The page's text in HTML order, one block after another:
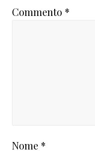
Commento *
Nome *